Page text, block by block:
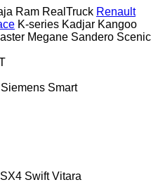
Ram RealTruck Renault
K-series Kadjar Kangoo
Megane Sandero Scenic
Siemens Smart
SX4 Swift Vitara